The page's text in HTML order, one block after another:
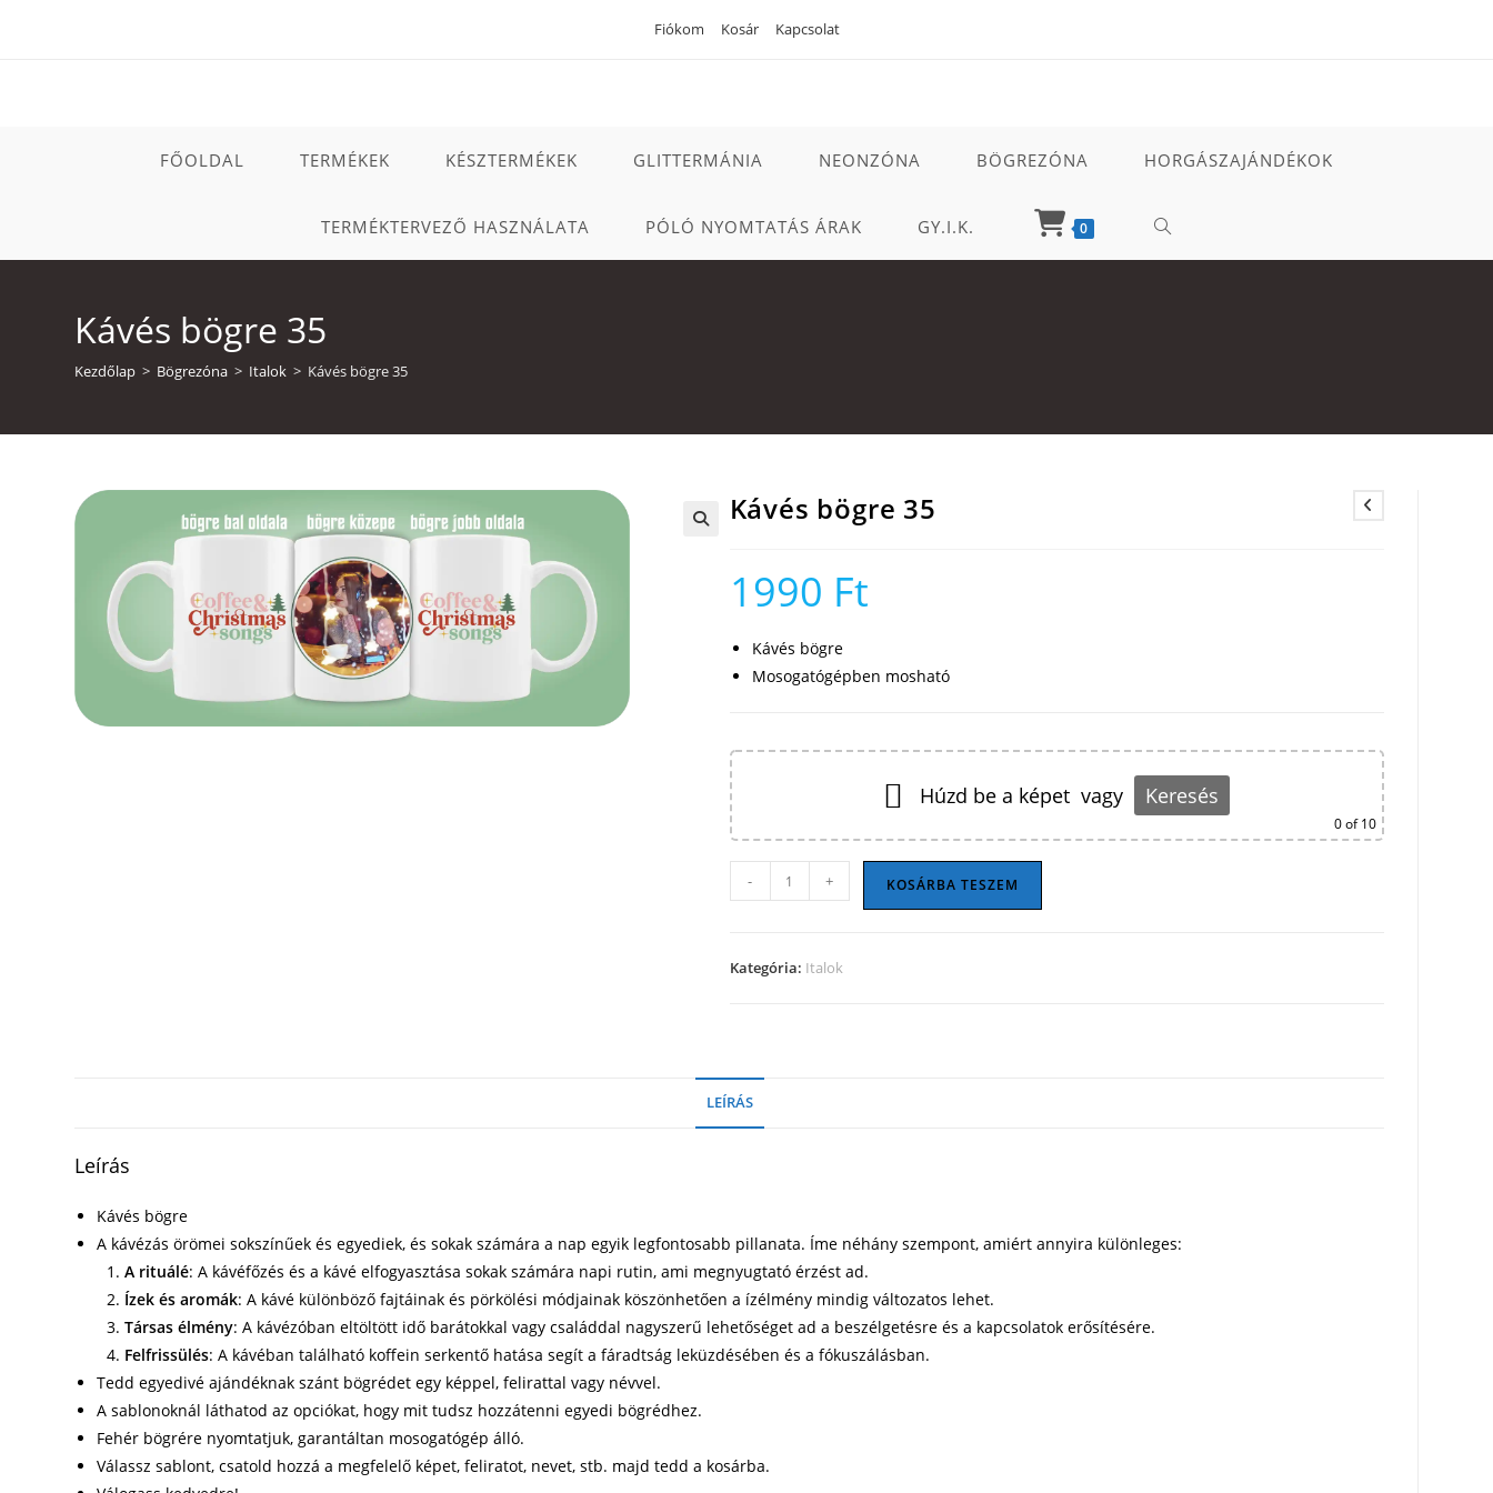
Fiókom Kosár Kapcsolat
FŐOLDAL TERMÉKEK KÉSZTERMÉKEK GLITTERMÁNIA NEONZÓNA BÖGREZÓNA HORGÁSZAJÁNDÉKOK
TERMÉKTERVEZŐ HASZNÁLATA PÓLÓ NYOMTATÁS ÁRAK GY.I.K. 0 TOGGLE
Kávés bögre 35
Kezdőlap > Bögrezóna > Italok > Kávés bögre 35
Kávés bögre 35
1990 Ft
Kávés bögre
Mosogatógépben mosható
Húzd be a képet vagy Keresés
0of 10
bögre
mennyiség
- + KOSÁRBA TESZEM
Kategória: Italok
LEÍRÁS
Leírás
Kávés bögre
A kávézás örömei sokszínűek és egyediek, és sokak számára a nap egyik legfontosabb pillanata. Íme néhány szempont, amiért annyira különleges:
A rituálé: A kávéfőzés és a kávé elfogyasztása sokak számára napi rutin, ami megnyugtató érzést ad.
Ízek és aromák: A kávé különböző fajtáinak és pörkölési módjainak köszönhetően a ízélmény mindig változatos lehet.
Társas élmény: A kávézóban eltöltött idő barátokkal vagy családdal nagyszerű lehetőséget ad a beszélgetésre és a kapcsolatok erősítésére.
Felfrissülés: A kávéban található koffein serkentő hatása segít a fáradtság leküzdésében és a fókuszálásban.
Tedd egyedivé ajándéknak szánt bögrédet egy képpel, felirattal vagy névvel.
A sablonoknál láthatod az opciókat, hogy mit tudsz hozzátenni egyedi bögrédhez.
Fehér bögrére nyomtatjuk, garantáltan mosogatógép álló.
Válassz sablont, csatold hozzá a megfelelő képet, feliratot, nevet, stb. majd tedd a kosárba.